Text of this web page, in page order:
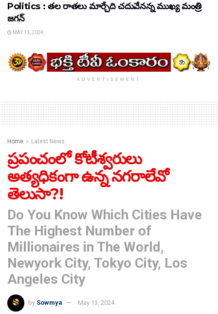
Politics : తల రాతలు మార్చేది చదువేనన్న ముఖ్య మంత్రి
జగన్
MAY 13, 2024
ADVERTISEMENT
Home Latest News
ప్రపంచంలో కోటీశ్వరులు
అత్యధికంగా ఉన్న నగరాలేవో
తెలుసా?!
Do You Know Which Cities Have
The Highest Number of
Millionaires in The World,
Newyork City, Tokyo City, Los
Angeles City
by Sowmya May 13, 2024